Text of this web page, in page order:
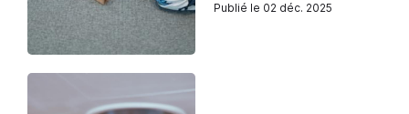
Publié le 02 déc. 2025